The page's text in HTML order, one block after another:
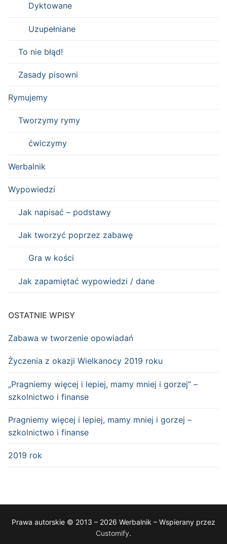
Dyktowane
Uzupełniane
To nie błąd!
Zasady pisowni
Rymujemy
Tworzymy rymy
ćwiczymy
Werbalnik
Wypowiedzi
Jak napisać – podstawy
Jak tworzyć poprzez zabawę
Gra w kości
Jak zapamiętać wypowiedzi / dane
OSTATNIE WPISY
Zabawa w tworzenie opowiadań
Życzenia z okazji Wielkanocy 2019 roku
„Pragniemy więcej i lepiej, mamy mniej i gorzej” –
szkolnictwo i finanse
Pragniemy więcej i lepiej, mamy mniej i gorzej –
szkolnictwo i finanse
2019 rok
Prawa autorskie © 2013 – 2026 Werbalnik – Wspierany przez
Customify.